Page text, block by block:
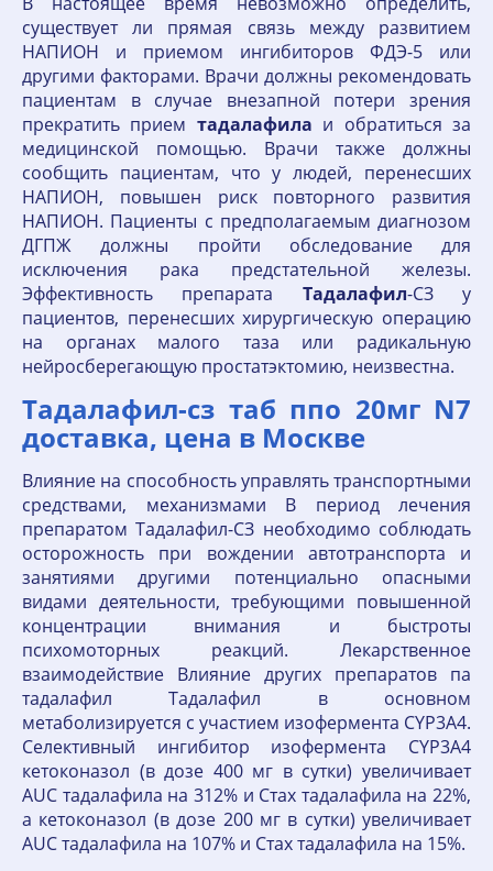
существует ли прямая связь между развитием
НАПИОН и приемом ингибиторов ФДЭ-5 или
другими факторами. Врачи должны рекомендовать
пациентам в случае внезапной потери зрения
прекратить прием тадалафила и обратиться за
медицинской помощью. Врачи также должны
сообщить пациентам, что у людей, перенесших
НАПИОН, повышен риск повторного развития
НАПИОН. Пациенты с предполагаемым диагнозом
ДГПЖ должны пройти обследование для
исключения рака предстательной железы.
Эффективность препарата Тадалафил-СЗ у
пациентов, перенесших хирургическую операцию
на органах малого таза или радикальную
нейросберегающую простатэктомию, неизвестна.
Тадалафил-сз таб ппо 20мг N7
доставка, цена в Москве
Влияние на способность управлять транспортными
средствами, механизмами В период лечения
препаратом Тадалафил-СЗ необходимо соблюдать
осторожность при вождении автотранспорта и
занятиями другими потенциально опасными
видами деятельности, требующими повышенной
концентрации внимания и быстроты
психомоторных реакций. Лекарственное
взаимодействие Влияние других препаратов па
тадалафил Тадалафил в основном
метаболизируется с участием изофермента CYP3A4.
Селективный ингибитор изофермента CYP3A4
кетоконазол (в дозе 400 мг в сутки) увеличивает
AUC тадалафила на 312% и Стах тадалафила на 22%,
а кетоконазол (в дозе 200 мг в сутки) увеличивает
AUC тадалафила на 107% и Стах тадалафила на 15%.